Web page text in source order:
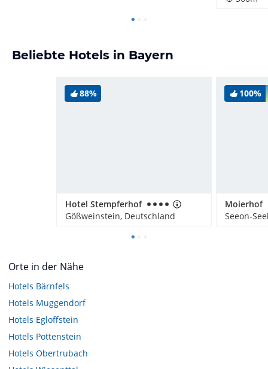
Beliebte Hotels in Bayern
88%
Hotel Stempferhof
Gößweinstein, Deutschland
100%
Moierhof
Seeon-
Orte in der Nähe
Hotels Bärnfels
Hotels Muggendorf
Hotels Egloffstein
Hotels Pottenstein
Hotels Obertrubach